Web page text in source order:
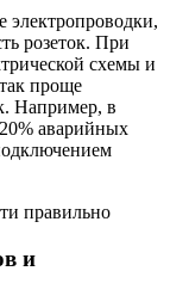
электропроводки,
розеток. При
схемы и
проще
Например, в
20% аварийных
и